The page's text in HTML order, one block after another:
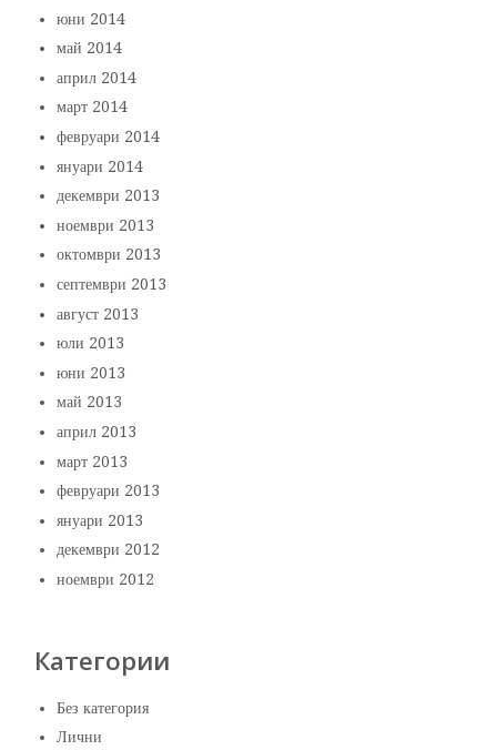
юни 2014
май 2014
април 2014
март 2014
февруари 2014
януари 2014
декември 2013
ноември 2013
октомври 2013
септември 2013
август 2013
юли 2013
юни 2013
май 2013
април 2013
март 2013
февруари 2013
януари 2013
декември 2012
ноември 2012
Категории
Без категория
Лични